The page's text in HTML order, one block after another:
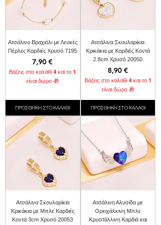
Ατσάλινο Βραχιόλι με Λευκές
Πέρλες Καρδιές Χρυσό 7195
Τιμή
7,90 €
Βάζεις στο καλάθι 4 και το 1
είναι δώρο 🎁
ΠΡΟΣΘΗΚΗ ΣΤΟ ΚΑΛΑΘΙ
Ατσάλινα Σκουλαρίκια
Κρικάκια με Καρδιές Κοντά
2.8cm Χρυσό 20050
Τιμή
8,90 €
Βάζεις στο καλάθι 4 και το 1
είναι δώρο 🎁
ΠΡΟΣΘΗΚΗ ΣΤΟ ΚΑΛΑΘΙ
Ατσάλινα Σκουλαρίκια
Κρικάκια με Μπλε Καρδιές
Κοντά 3cm Χρυσό 20053
Ατσάλινη Αλυσίδα με
Ορειχάλκινη Μπλε
Κρυστάλλινη Καρδιά και